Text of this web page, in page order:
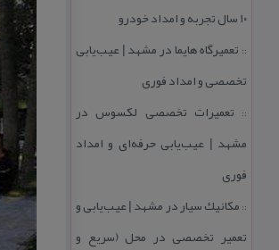
۱۰ سال تجربه و امداد خودرو
:: تعمیرگاه هایما در مشهد | عیب‌یابی
تخصصی و امداد فوری
:: تعمیرات تخصصی لكسوس در
مشهد | عیب‌یابی حرفه‌ای و امداد
فوری
:: مكانیك سیار در مشهد | عیب‌یابی و
تعمیر تخصصی در محل (سریع و